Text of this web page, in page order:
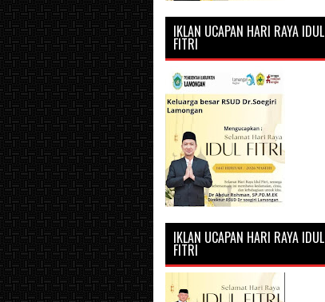
IKLAN UCAPAN HARI RAYA IDUL
FITRI
IKLAN UCAPAN HARI RAYA IDUL
FITRI